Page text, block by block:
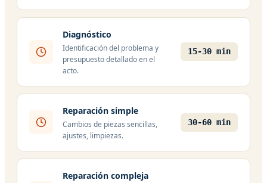
Diagnóstico
Identificación del problema y
presupuesto detallado en el
acto.
15-30 min
Reparación simple
Cambios de piezas sencillas,
ajustes, limpiezas.
30-60 min
Reparación compleja